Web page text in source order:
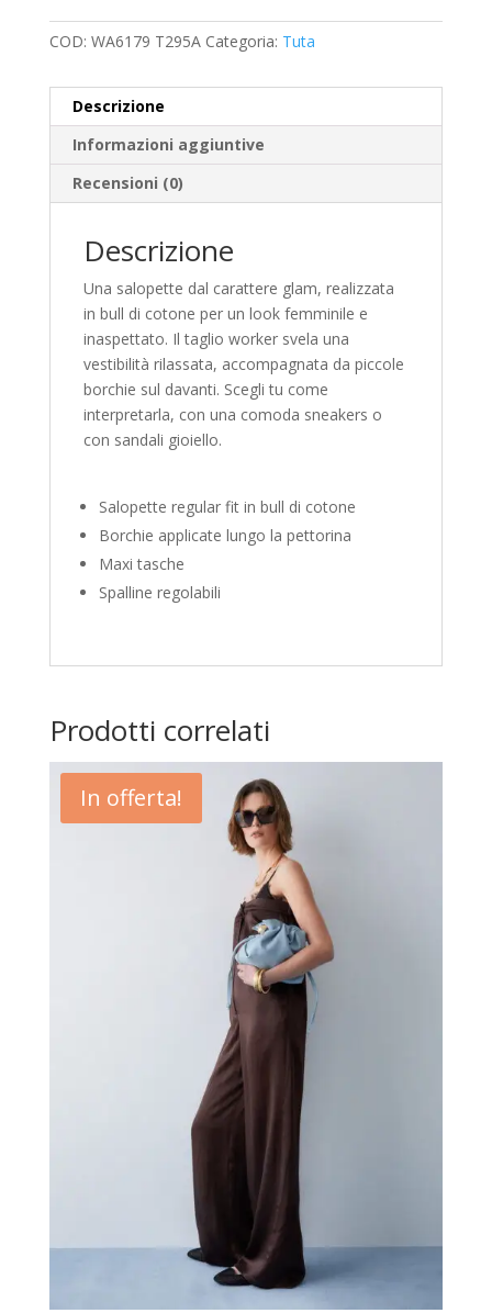
COD: WA6179 T295A Categoria: Tuta
Descrizione
Informazioni aggiuntive
Recensioni (0)
Descrizione
Una salopette dal carattere glam, realizzata
in bull di cotone per un look femminile e
inaspettato. Il taglio worker svela una
vestibilità rilassata, accompagnata da piccole
borchie sul davanti. Scegli tu come
interpretarla, con una comoda sneakers o
con sandali gioiello.
Salopette regular fit in bull di cotone
Borchie applicate lungo la pettorina
Maxi tasche
Spalline regolabili
Prodotti correlati
In offerta!